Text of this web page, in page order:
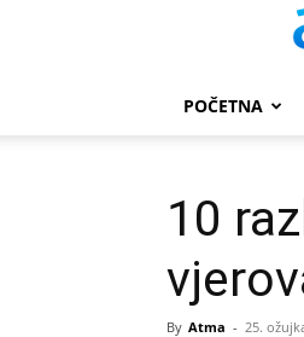
POČETNA
10
By Atma - 25.